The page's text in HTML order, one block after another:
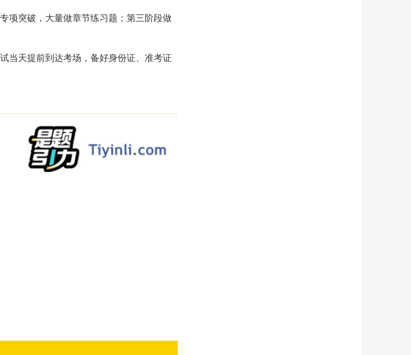
项突破，大量做章节练习题；第三阶段做
当天提前到达考场，备好身份证、准考证